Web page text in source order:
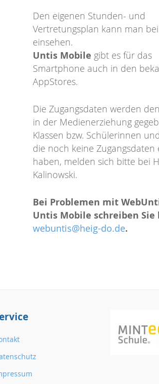
Den eigenen Stunden- und
Vertretungsplan kann man bei
einsehen.
Untis Mobile gibt es für das
Smartphone auch in den
AppStores.
Die Zugangsdaten werden
in der Medienerziehung
Klassen bzw. Schülerinnen
die noch keine Zugangsdaten
haben, melden sich bitte bei
Kalinowski.
Bei Problemen mit
Untis Mobile schreiben
webuntis@heig-do.de.